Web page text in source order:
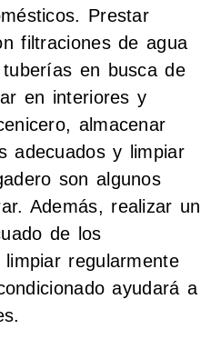
Prestar
filtraciones de agua
en busca de
en interiores y
almacenar
adecuados y limpiar
son algunos
Además, realizar un
de los
regularmente
ayudará a